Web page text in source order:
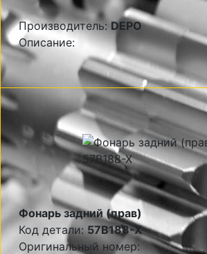
Производитель: DEPO
Описание:
Фонарь задний (прав)
Код детали: 57B188-X
Оригинальный номер: